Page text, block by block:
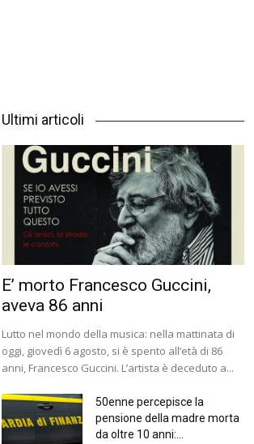
Ultimi articoli
E’ morto Francesco Guccini,
aveva 86 anni
Lutto nel mondo della musica: nella mattinata di
oggi, giovedì 6 agosto, si è spento all’età di 86
anni, Francesco Guccini. L’artista è deceduto a...
50enne percepisce la
pensione della madre morta
da oltre 10 anni:...